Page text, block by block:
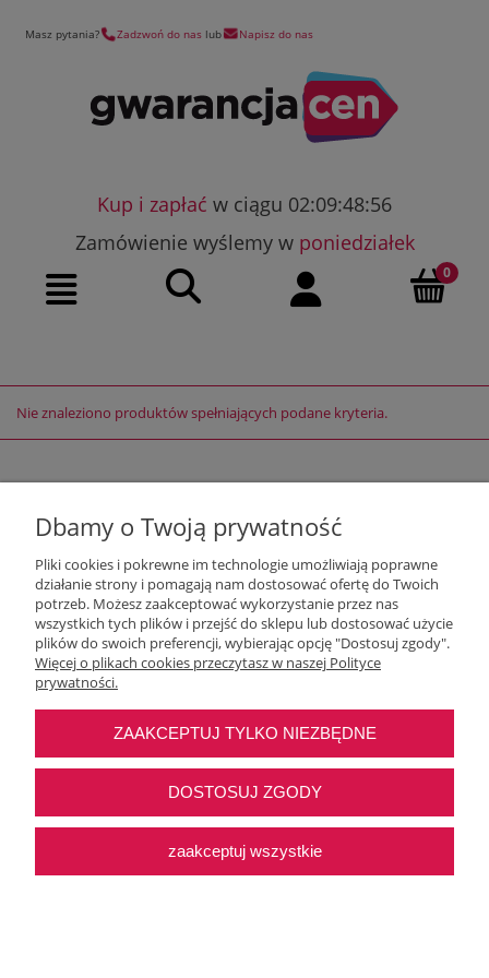
Masz pytania? Zadzwoń do nas lub Napisz do nas
Kup i zapłać w ciągu 02:09:48:56
Zamówienie wyślemy w poniedziałek
Nie znaleziono produktów spełniających podane kryteria.
Moje konto
Najczęstsze pytania
Pomoc
Dbamy o Twoją prywatność
Pliki cookies i pokrewne im technologie umożliwiają poprawne
działanie strony i pomagają nam dostosować ofertę do Twoich
potrzeb. Możesz zaakceptować wykorzystanie przez nas
wszystkich tych plików i przejść do sklepu lub dostosować użycie
plików do swoich preferencji, wybierając opcję "Dostosuj zgody".
Więcej o plikach cookies przeczytasz w naszej Polityce
prywatności.
ZAAKCEPTUJ TYLKO NIEZBĘDNE
DOSTOSUJ ZGODY
zaakceptuj wszystkie